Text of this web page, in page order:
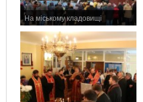
На міському кладовищі